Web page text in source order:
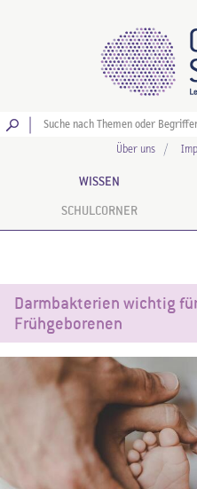
Über uns
WISSEN
SCHULCORNER
Darmbakterien wichtig
Frühgeborenen